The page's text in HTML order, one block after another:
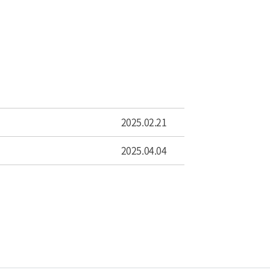
2025.02.21
2025.04.04